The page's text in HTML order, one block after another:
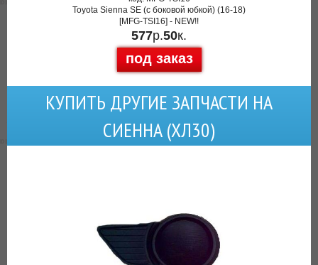
Toyota Sienna SE (с боковой юбкой) (16-18)
[MFG-TSI16] - NEW!!
577р.50к.
под заказ
КУПИТЬ ДРУГИЕ ЗАПЧАСТИ НА
СИЕННА (ХЛ30)